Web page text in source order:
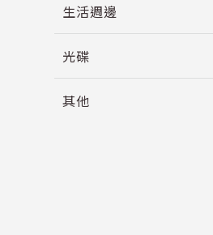
生活週邊
光碟
其他